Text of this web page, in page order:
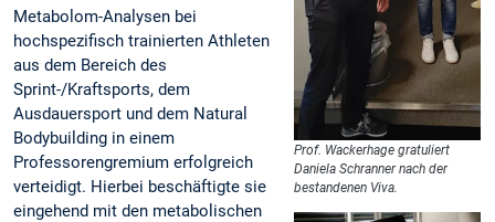
Prof. Wackerhage gratuliert
Daniela Schranner nach der
bestandenen Viva.
Metabolom-Analysen bei
hochspezifisch trainierten Athleten
aus dem Bereich des
Sprint-/Kraftsports, dem
Ausdauersport und dem Natural
Bodybuilding in einem
Professorengremium erfolgreich
verteidigt. Hierbei beschäftigte sie
eingehend mit den metabolischen